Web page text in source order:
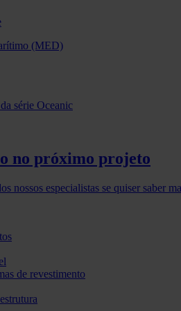
(MED)
série Oceanic
no próximo projeto
nossos especialistas se quiser saber
de revestimento